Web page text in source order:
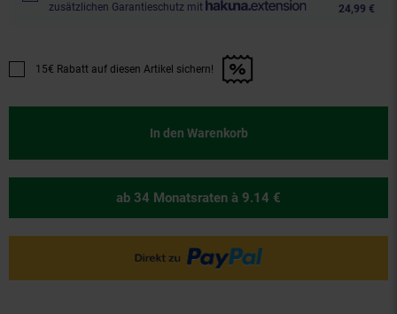
zusätzlichen Garantieschutz mit
24,99 €
Promotion "15€ Rabatt auf diesen Artikel sichern!" anwenden
15€ Rabatt auf diesen Artikel sichern!
In den Warenkorb
ab 34 Monatsraten à 9.14 €